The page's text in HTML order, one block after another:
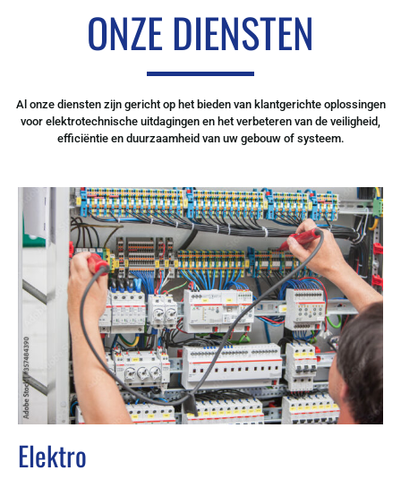
ONZE DIENSTEN
Al onze diensten zijn gericht op het bieden van klantgerichte oplossingen
voor elektrotechnische uitdagingen en het verbeteren van de veiligheid,
efficiëntie en duurzaamheid van uw gebouw of systeem.
Elektro